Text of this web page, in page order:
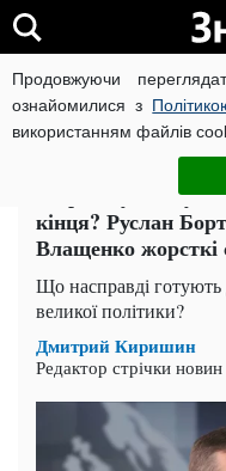
Продовжуючи
ознайомилися з
використанням файлів
ВІЙНА РОСІЇ
Політика
Мир за будь-яку
кінця? Руслан
Влащенко жорсткі
Що насправді
великої політики?
Дмитрий Киришин
Редактор стрічки новин